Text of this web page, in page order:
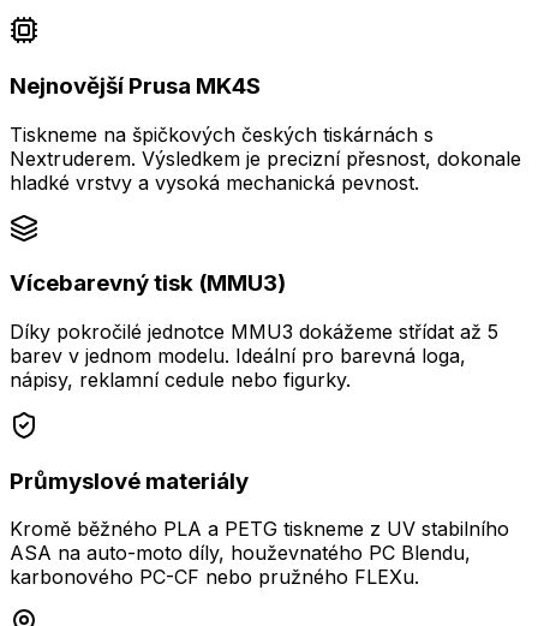
Nejnovější Prusa MK4S
Tiskneme na špičkových českých tiskárnách s
Nextruderem. Výsledkem je precizní přesnost, dokonale
hladké vrstvy a vysoká mechanická pevnost.
Vícebarevný tisk (MMU3)
Díky pokročilé jednotce MMU3 dokážeme střídat až 5
barev v jednom modelu. Ideální pro barevná loga,
nápisy, reklamní cedule nebo figurky.
Průmyslové materiály
Kromě běžného PLA a PETG tiskneme z UV stabilního
ASA na auto-moto díly, houževnatého PC Blendu,
karbonového PC-CF nebo pružného FLEXu.